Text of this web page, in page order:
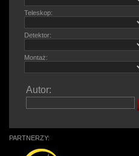
Teleskop:
Detektor:
Montaż:
Autor:
PARTNERZY: